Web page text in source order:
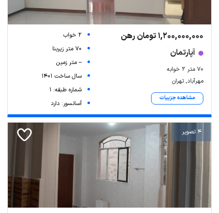
1,200,000,000 تومان رهن
آپارتمان
۷۰ متر ۲ خوابه
مهرآباد, تهران
مشاهده جزییات
2 خواب
70 متر زیربنا
-- متر زمین
سال ساخت 1401
شماره طبقه: 1
آسانسور: دارد
4 تصویر